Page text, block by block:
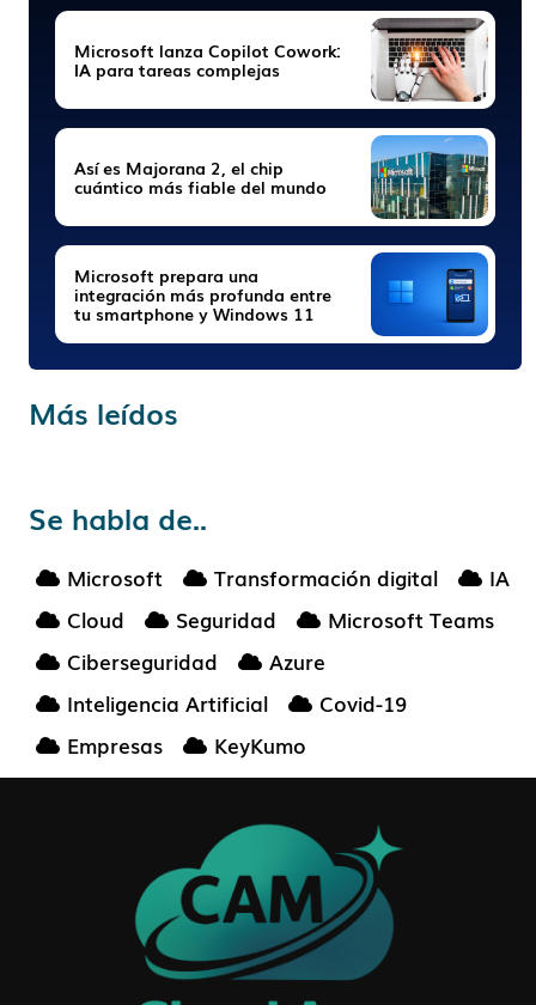
Microsoft lanza Copilot Cowork:
IA para tareas complejas
Así es Majorana 2, el chip
cuántico más fiable del mundo
Microsoft prepara una
integración más profunda entre
tu smartphone y Windows 11
Más leídos
Se habla de..
Microsoft Transformación digital
IA
Cloud
Seguridad
Microsoft Teams
Ciberseguridad
Azure
Inteligencia Artificial
Covid-19
Empresas
KeyKumo